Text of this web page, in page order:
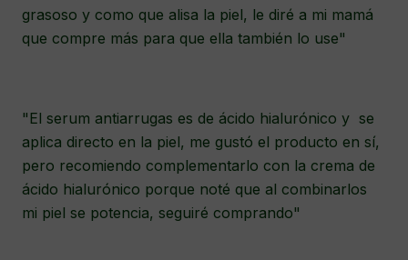
grasoso y como que alisa la piel, le diré a mi mamá
que compre más para que ella también lo use"
"El serum antiarrugas es de ácido hialurónico y se
aplica directo en la piel, me gustó el producto en sí,
pero recomiendo complementarlo con la crema de
ácido hialurónico porque noté que al combinarlos
mi piel se potencia, seguiré comprando"